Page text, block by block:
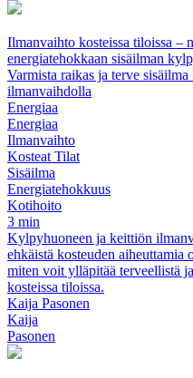
Ilmanvaihto kosteissa tiloissa –
energiatehokkaan sisäilman
Varmista raikas ja terve
ilmanvaihdolla
Energiaa
Energiaa
Ilmanvaihto
Kosteat Tilat
Sisäilma
Energiatehokkuus
Kotihoito
3 min
Kylpyhuoneen ja keittiön
ehkäistä kosteuden aiheuttamia
miten voit ylläpitää terveellistä
kosteissa tiloissa.
Kaija Pasonen
Kaija
Pasonen